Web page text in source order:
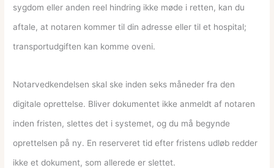
sygdom eller anden reel hindring ikke møde i retten, kan du
aftale, at notaren kommer til din adresse eller til et hospital;
transportudgiften kan komme oveni.
Notarvedkendelsen skal ske inden seks måneder fra den
digitale oprettelse. Bliver dokumentet ikke anmeldt af notaren
inden fristen, slettes det i systemet, og du må begynde
oprettelsen på ny. En reserveret tid efter fristens udløb redder
ikke et dokument, som allerede er slettet.